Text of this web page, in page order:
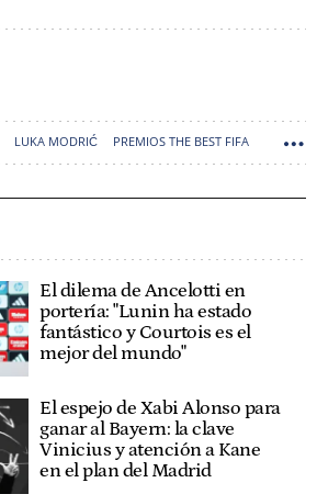
LUKA MODRIĆ PREMIOS THE BEST FIFA
El dilema de Ancelotti en
portería: "Lunin ha estado
fantástico y Courtois es el
mejor del mundo"
El espejo de Xabi Alonso para
ganar al Bayern: la clave
Vinicius y atención a Kane
en el plan del Madrid